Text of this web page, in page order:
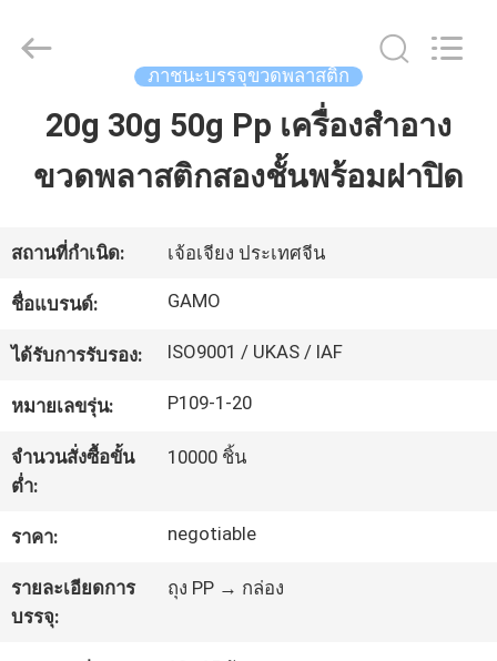
บ้าน
เกี่ยว
กับ
เรา
ทัวร์
โรงงาน
ควบคุม
เครื่อง
Copyright
All
ภาชนะบรรจุขวดพลาสติก
20g 30g 50g Pp เครื่องสำอาง
ขวดพลาสติกสองชั้นพร้อมฝาปิด
สถานที่กำเนิด: เจ้อเจียง ประเทศจีน
ชื่อแบรนด์: GAMO
ได้รับการรับรอง: ISO9001 / UKAS / IAF
หมายเลขรุ่น: P109-1-20
จำนวนสั่งซื้อขั้น
ต่ำ:
10000 ชิ้น
ราคา: negotiable
รายละเอียดการ
บรรจุ:
ถุง PP → กล่อง